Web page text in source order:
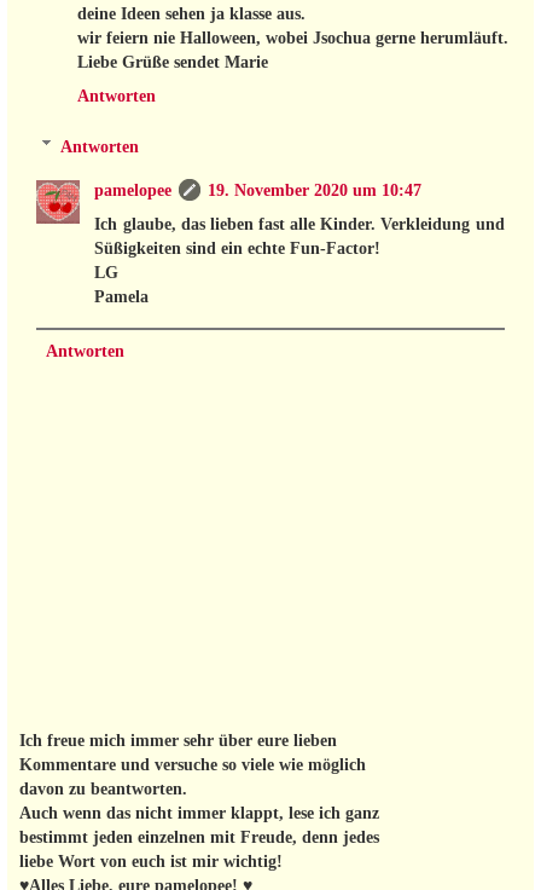
deine Ideen sehen ja klasse aus.
wir feiern nie Halloween, wobei Jsochua gerne herumläuft.
Liebe Grüße sendet Marie
Antworten
Antworten
pamelopee
19. November 2020 um 10:47
Ich glaube, das lieben fast alle Kinder. Verkleidung und
Süßigkeiten sind ein echte Fun-Factor!
LG
Pamela
Antworten
Ich freue mich immer sehr über eure lieben
Kommentare und versuche so viele wie möglich
davon zu beantworten.
Auch wenn das nicht immer klappt, lese ich ganz
bestimmt jeden einzelnen mit Freude, denn jedes
liebe Wort von euch ist mir wichtig!
♥Alles Liebe, eure pamelopee! ♥